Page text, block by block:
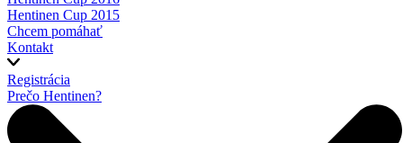
Hentinen Cup 2015
Chcem pomáhať
Kontakt
Registrácia
Prečo Hentinen?